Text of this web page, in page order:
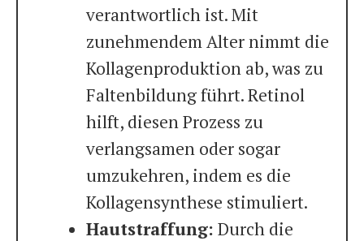
verantwortlich ist. Mit
zunehmendem Alter nimmt die
Kollagenproduktion ab, was zu
Faltenbildung führt. Retinol
hilft, diesen Prozess zu
verlangsamen oder sogar
umzukehren, indem es die
Kollagensynthese stimuliert.
Hautstraffung: Durch die